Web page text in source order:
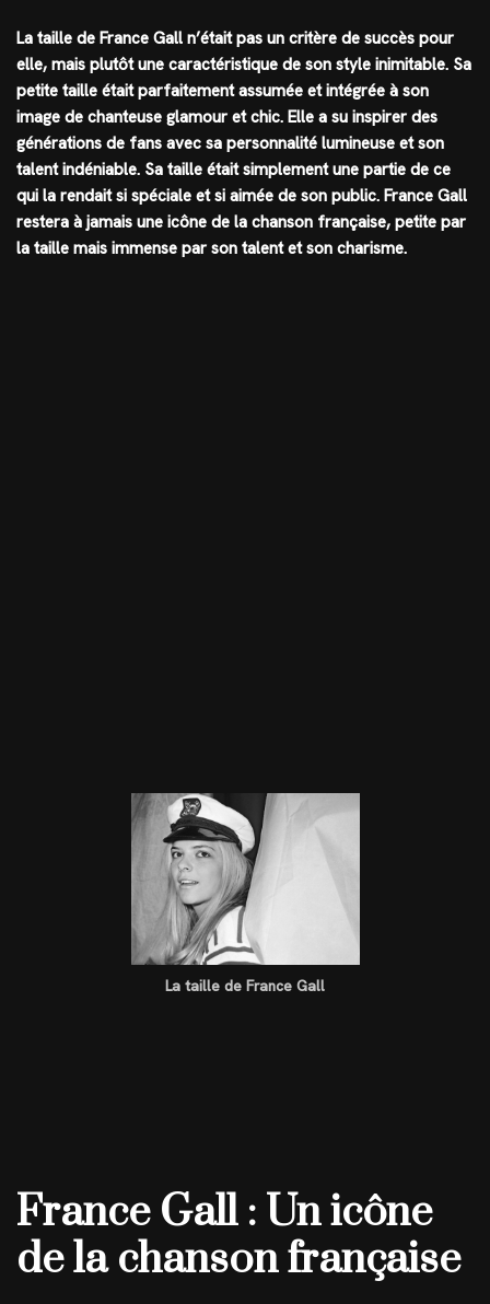
La taille de France Gall n’était pas un critère de succès pour
elle, mais plutôt une caractéristique de son style inimitable. Sa
petite taille était parfaitement assumée et intégrée à son
image de chanteuse glamour et chic. Elle a su inspirer des
générations de fans avec sa personnalité lumineuse et son
talent indéniable. Sa taille était simplement une partie de ce
qui la rendait si spéciale et si aimée de son public. France Gall
restera à jamais une icône de la chanson française, petite par
la taille mais immense par son talent et son charisme.
La taille de France Gall
France Gall : Un icône
de la chanson française